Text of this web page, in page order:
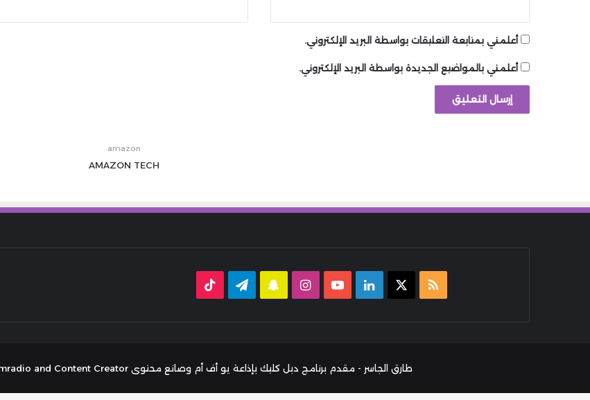
أعلمني بمتابعة التعليقات بواسطة البريد الإلكتروني.
أعلمني بالمواضيع الجديدة بواسطة البريد الإلكتروني.
amazon
AMAZON TECH
ملخص
لينكدإن ‫YouTubeانستقرامسناب تيلقرام
طارق الجاسر - مقدم برنامج دبل كليك بإذاعة يو أف أم وصانع محتوى Tariq Aljaser - radio Presenter @ Ufmradio and Content Creator